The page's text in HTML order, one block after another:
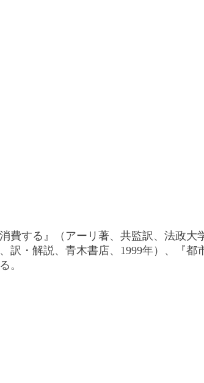
する』（アーリ著、共監訳、法政
・解説、青木書店、1999年）、『都
。